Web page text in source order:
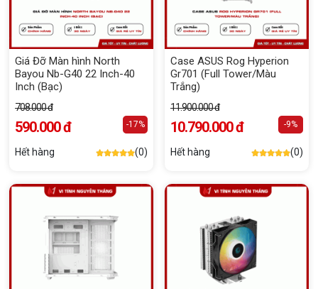
Giá Đỡ Màn hình North
Bayou Nb-G40 22 Inch-40
Inch (Bạc)
708.000 đ
590.000 đ -17%
Hết hàng (0)
Case ASUS Rog Hyperion
Gr701 (Full Tower/Màu
Trắng)
11.900.000 đ
10.790.000 đ -9%
Hết hàng (0)